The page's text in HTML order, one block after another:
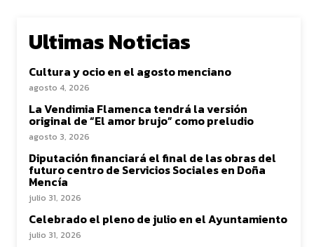
Ultimas Noticias
Cultura y ocio en el agosto menciano
agosto 4, 2026
La Vendimia Flamenca tendrá la versión
original de “El amor brujo” como preludio
agosto 3, 2026
Diputación financiará el final de las obras del
futuro centro de Servicios Sociales en Doña
Mencía
julio 31, 2026
Celebrado el pleno de julio en el Ayuntamiento
julio 31, 2026